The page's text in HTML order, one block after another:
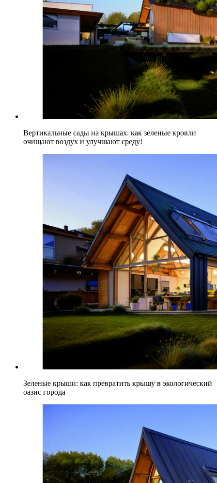
Вертикальные сады на крышах: как зеленые кровли
очищают воздух и улучшают среду!
Зеленые крыши: как превратить крышу в экологический
оазис города